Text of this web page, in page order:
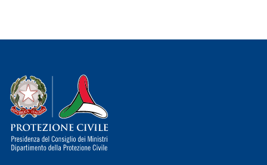
Dipartimento della Protezione Civile